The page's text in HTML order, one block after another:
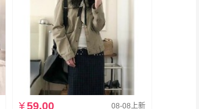
08-08上新
¥59.00